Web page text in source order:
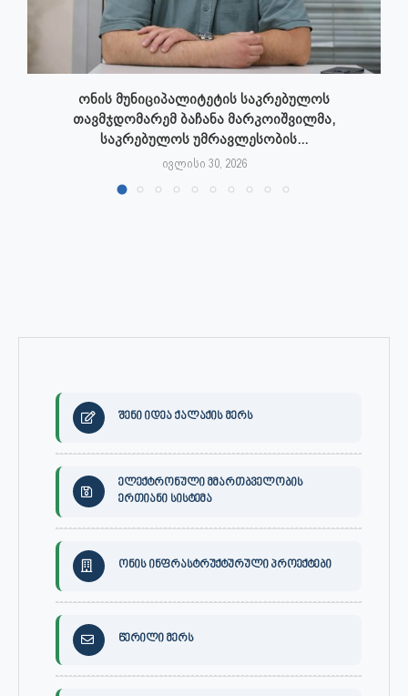
ონის მუნიციპალიტეტის საკრებულოს
თავმჯდომარემ ბაჩანა მარკოიშვილმა,
საკრებულოს უმრავლესობის...
ივლისი 30, 2026
შენი იდეა ქალაქის მერს
ელექტრონული მმართბველობის
ერთიანი სისტემა
ონის ინფრასტრუქტურული პროექტები
წერილი მერს